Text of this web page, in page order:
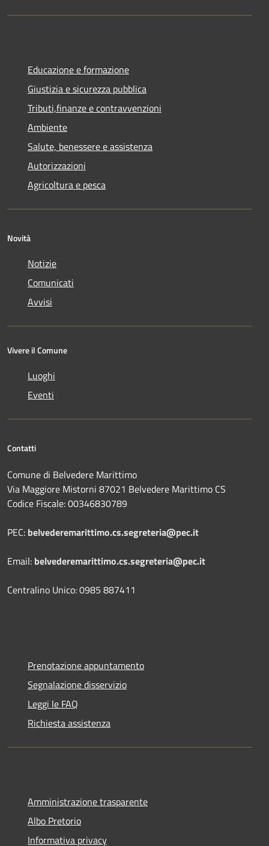
Educazione e formazione
Giustizia e sicurezza pubblica
Tributi,finanze e contravvenzioni
Ambiente
Salute, benessere e assistenza
Autorizzazioni
Agricoltura e pesca
Novità
Notizie
Comunicati
Avvisi
Vivere il Comune
Luoghi
Eventi
Contatti
Comune di Belvedere Marittimo
Via Maggiore Mistorni 87021 Belvedere Marittimo CS
Codice Fiscale: 00346830789
PEC: belvederemarittimo.cs.segreteria@pec.it
Email: belvederemarittimo.cs.segreteria@pec.it
Centralino Unico: 0985 887411
Prenotazione appuntamento
Segnalazione disservizio
Leggi le FAQ
Richiesta assistenza
Amministrazione trasparente
Albo Pretorio
Informativa privacy